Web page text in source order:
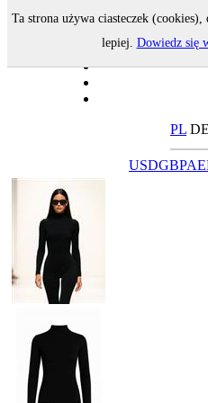
PL DE
USDGBP
Ta strona używa ciasteczek
lepiej. Dowiedz się